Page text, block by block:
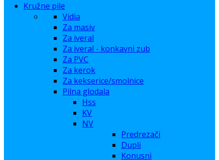
Kružne pile
Vidia
Za masiv
Za iveral
Za iveral - konkavni zub
Za PVC
Za kerok
Za kekserice/smolnice
Pilna glodala
Hss
KV
NV
Predrezači
Dupli
Konusni